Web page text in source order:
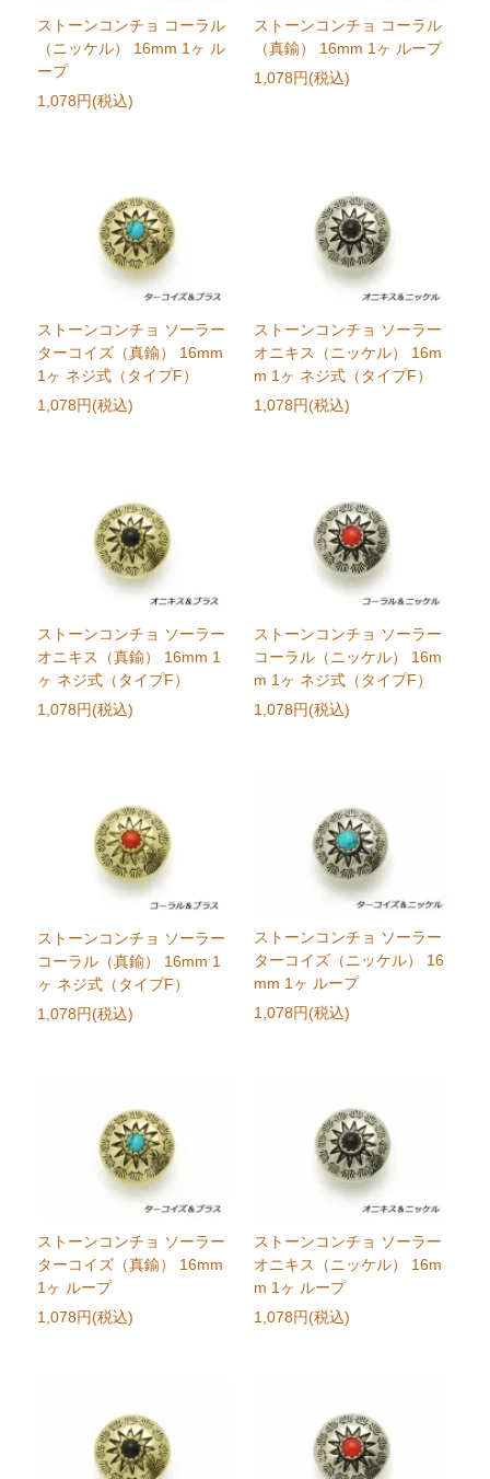
ストーンコンチョ コーラル
（ニッケル） 16mm 1ヶ ル
ープ
1,078円(税込)
ストーンコンチョ コーラル
（真鍮） 16mm 1ヶ ループ
1,078円(税込)
ストーンコンチョ ソーラー
ターコイズ（真鍮） 16mm
1ヶ ネジ式（タイプF）
1,078円(税込)
ストーンコンチョ ソーラー
オニキス（ニッケル） 16m
m 1ヶ ネジ式（タイプF）
1,078円(税込)
ストーンコンチョ ソーラー
オニキス（真鍮） 16mm 1
ヶ ネジ式（タイプF）
1,078円(税込)
ストーンコンチョ ソーラー
コーラル（ニッケル） 16m
m 1ヶ ネジ式（タイプF）
1,078円(税込)
ストーンコンチョ ソーラー
コーラル（真鍮） 16mm 1
ヶ ネジ式（タイプF）
1,078円(税込)
ストーンコンチョ ソーラー
ターコイズ（ニッケル） 16
mm 1ヶ ループ
1,078円(税込)
ストーンコンチョ ソーラー
ターコイズ（真鍮） 16mm
1ヶ ループ
1,078円(税込)
ストーンコンチョ ソーラー
オニキス（ニッケル） 16m
m 1ヶ ループ
1,078円(税込)